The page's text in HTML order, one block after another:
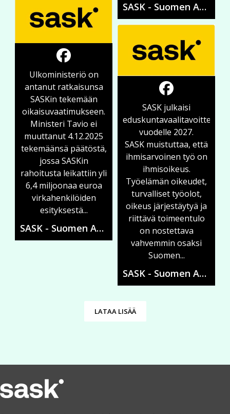
Ulkoministeriö on
antanut ratkaisunsa
SASKin tekemään
oikaisuvaatimukseen.
Ministeri Tavio ei
muuttanut 4.12.2025
tekemäänsä päätöstä,
jossa SASKin
rahoitusta leikattiin yli
6,4 miljoonaa euroa
virkahenkilöiden
esityksestä...
SASK - Suomen Ammattiliittojen Solidaarisuuskeskus
SASK - Suomen Ammattiliittojen Solidaarisuuskeskus
SASK julkaisi
eduskuntavaalitavoitteensa
vuodelle 2027.
SASK muistuttaa, että
ihmisarvoinen työ on
ihmisoikeus.
Työelämän oikeudet,
turvalliset työolot,
oikeus järjestäytyä ja
riittävä toimeentulo
on nostettava
vahvemmin osaksi
Suomen...
SASK - Suomen Ammattiliittojen Solidaarisuuskeskus
LATAA LISÄÄ